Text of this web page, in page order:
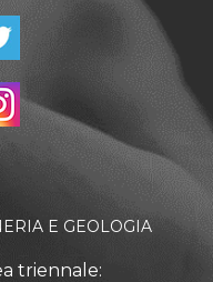
E GEOLOGIA
triennale: